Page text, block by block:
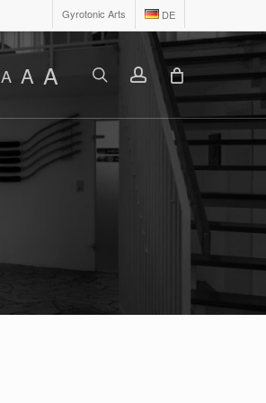
Gyrotonic Arts DE
A A A searchaccount